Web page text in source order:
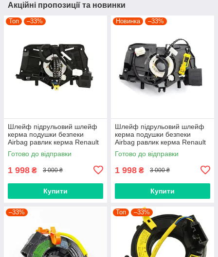
Акційні пропозиції та новинки
Топ –33%
Шлейф підрульовий шлейф
керма подушки безпеки
Airbag равлик керма Renault
Logan 2, Sandero 2, Duster,
Dokker, Trafic, 255678729R
Готово до відправки
1 998 ₴ 3 000 ₴
Купити
Новинка –33%
Шлейф підрульовий шлейф
керма подушки безпеки
Airbag равлик керма Renault
Duster, Logan 2 II, Sandero II,
Lodgy, Dokker 255671336R
Готово до відправки
1 998 ₴ 3 000 ₴
Купити
–33% Топ –33%